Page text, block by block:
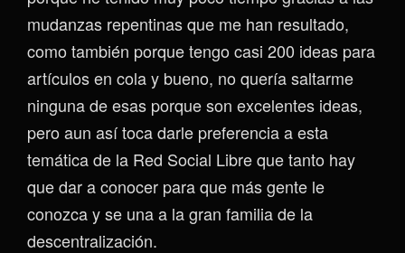
mudanzas repentinas que me han resultado,
como también porque tengo casi 200 ideas para
artículos en cola y bueno, no quería saltarme
ninguna de esas porque son excelentes ideas,
pero aun así toca darle preferencia a esta
temática de la Red Social Libre que tanto hay
que dar a conocer para que más gente le
conozca y se una a la gran familia de la
descentralización.